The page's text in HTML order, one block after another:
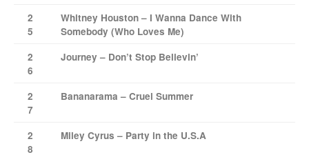
2
5
Whitney Houston – I Wanna Dance With
Somebody (Who Loves Me)
2
6
Journey – Don’t Stop Believin’
2
7
Bananarama – Cruel Summer
2
8
Miley Cyrus – Party in the U.S.A